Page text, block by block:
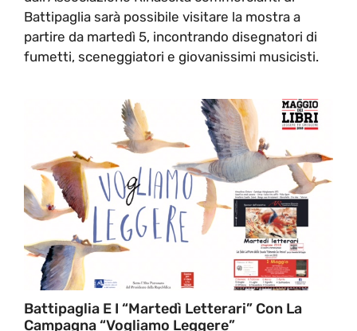
Battipaglia sarà possibile visitare la mostra a
partire da martedì 5, incontrando disegnatori di
fumetti, sceneggiatori e giovanissimi musicisti.
Battipaglia E I “Martedì Letterari” Con La
Campagna “Vogliamo Leggere”